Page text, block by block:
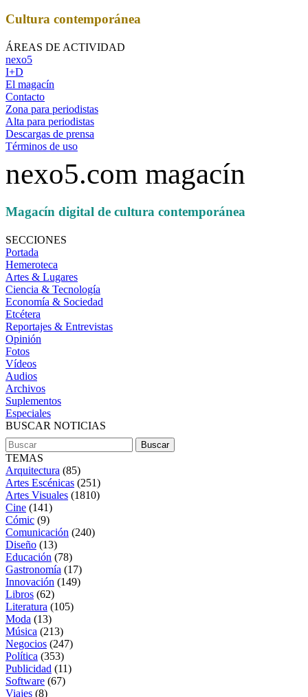
Cultura contemporánea
ÁREAS DE ACTIVIDAD
nexo5
I+D
El magacín
Contacto
Zona para periodistas
Alta para periodistas
Descargas de prensa
Términos de uso
nexo5.com magacín
Magacín digital de cultura contemporánea
SECCIONES
Portada
Hemeroteca
Artes & Lugares
Ciencia & Tecnología
Economía & Sociedad
Etcétera
Reportajes & Entrevistas
Opinión
Fotos
Vídeos
Audios
Archivos
Suplementos
Especiales
BUSCAR NOTICIAS
TEMAS
Arquitectura (85)
Artes Escénicas (251)
Artes Visuales (1810)
Cine (141)
Cómic (9)
Comunicación (240)
Diseño (13)
Educación (78)
Gastronomía (17)
Innovación (149)
Libros (62)
Literatura (105)
Moda (13)
Música (213)
Negocios (247)
Política (353)
Publicidad (11)
Software (67)
Viajes (8)